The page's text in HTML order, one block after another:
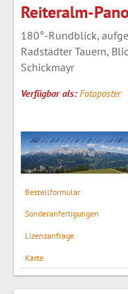
Reiteralm-
180°-Rundblick,
Radstädter Tauern,
Schickmayr
Verfügbar als:Fotoposter
Bestellformular
Sonderanfertigungen
Lizenzanfrage
Karte